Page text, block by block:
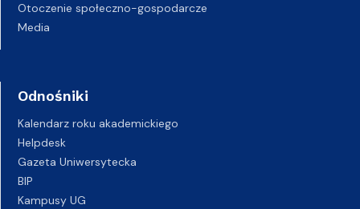
Otoczenie społeczno-gospodarcze
Media
Odnośniki
Kalendarz roku akademickiego
Helpdesk
Gazeta Uniwersytecka
BIP
Kampusy UG